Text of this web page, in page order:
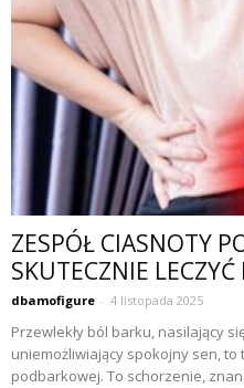
ZESPÓŁ CIASNOTY
SKUTECZNIE
dbamofigure - 4 listopada 2025
Przewlekły ból barku, nasilający
uniemożliwiający spokojny sen,
podbarkowej. To schorzenie,